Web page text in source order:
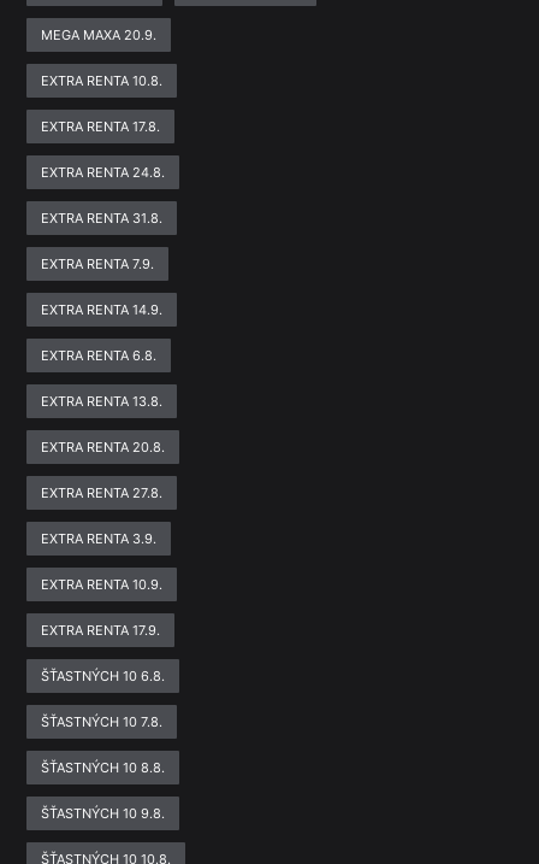
MEGA MAXA 20.9.
EXTRA RENTA 10.8.
EXTRA RENTA 17.8.
EXTRA RENTA 24.8.
EXTRA RENTA 31.8.
EXTRA RENTA 7.9.
EXTRA RENTA 14.9.
EXTRA RENTA 6.8.
EXTRA RENTA 13.8.
EXTRA RENTA 20.8.
EXTRA RENTA 27.8.
EXTRA RENTA 3.9.
EXTRA RENTA 10.9.
EXTRA RENTA 17.9.
ŠŤASTNÝCH 10 6.8.
ŠŤASTNÝCH 10 7.8.
ŠŤASTNÝCH 10 8.8.
ŠŤASTNÝCH 10 9.8.
ŠŤASTNÝCH 10 10.8.